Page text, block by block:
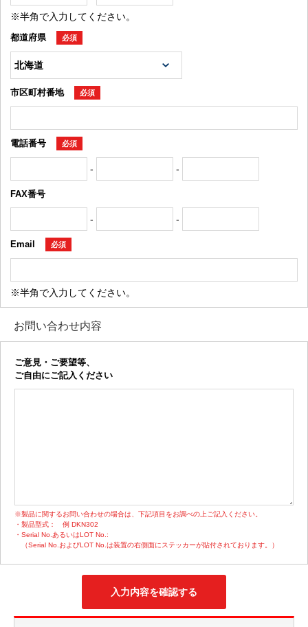
※半角で入力してください。
都道府県 必須
市区町村番地 必須
電話番号 必須
- -
FAX番号
- -
Email 必須
※半角で入力してください。
お問い合わせ内容
ご意見・ご要望等、
ご自由にご記入ください
※製品に関するお問い合わせの場合は、下記項目をお調べの上ご記入ください。
・製品型式：
例 DKN302
・Serial No.あるいはLOT No.:
（Serial No.およびLOT No.は装置の右側面にステッカーが貼付されております。）